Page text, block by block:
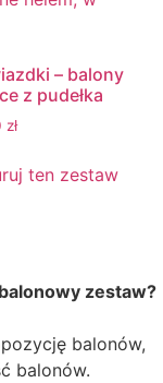
– balony
z pudełka
zł
ten zestaw
zestaw?
balonów,
balonów.